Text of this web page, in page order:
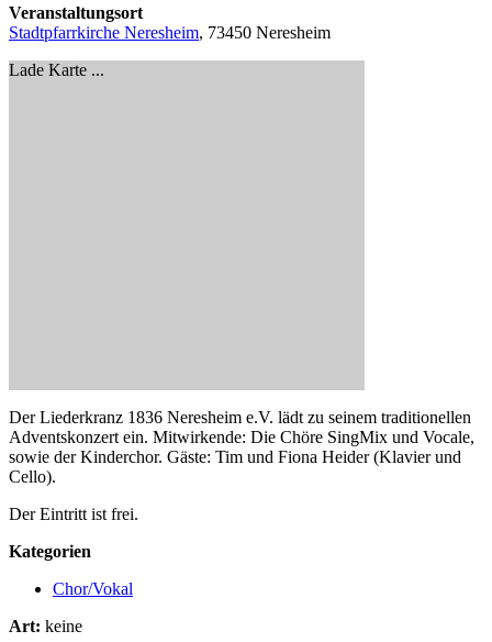
Veranstaltungsort
Stadtpfarrkirche Neresheim, 73450 Neresheim
Lade Karte ...
Der Liederkranz 1836 Neresheim e.V. lädt zu seinem traditionellen
Adventskonzert ein. Mitwirkende: Die Chöre SingMix und Vocale,
sowie der Kinderchor. Gäste: Tim und Fiona Heider (Klavier und
Cello).
Der Eintritt ist frei.
Kategorien
Chor/Vokal
Art: keine